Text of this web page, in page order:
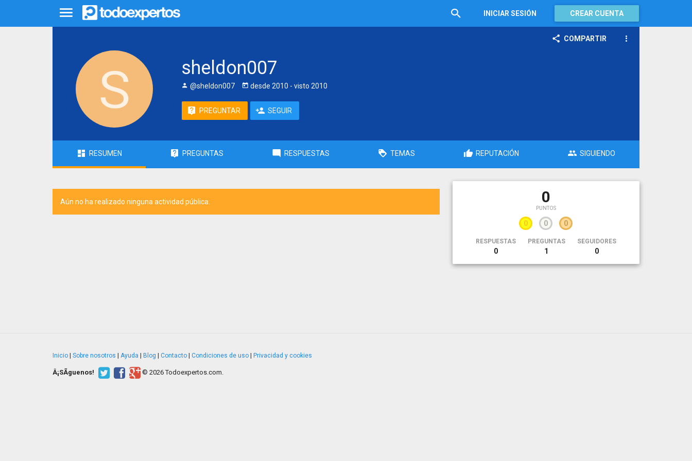
INICIAR SESIÓN CREAR CUENTA
COMPARTIR
sheldon007
@sheldon007 desde 2010 - visto 2010
PREGUNTAR SEGUIR
RESUMEN PREGUNTAS RESPUESTAS TEMAS REPUTACIÓN SIGUIENDO
Aún no ha realizado ninguna actividad pública. 0
PUNTOS
0 0 0
RESPUESTAS
0
PREGUNTAS
1
SEGUIDORES
0
Inicio Sobre nosotros Ayuda Blog Contacto Condiciones de uso Privacidad y cookies
Â¡SÃ­guenos! © 2026 Todoexpertos.com.